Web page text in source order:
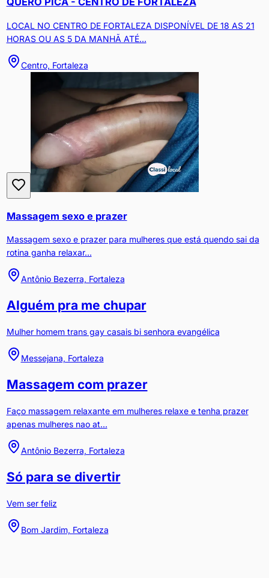
LOCAL NO CENTRO DE FORTALEZA DISPONÍVEL DE 18 AS 21
HORAS OU AS 5 DA MANHÃ ATÉ...
Centro, Fortaleza
Massagem sexo e prazer
Massagem sexo e prazer para mulheres que está quendo sai da
rotina ganha relaxar...
Antônio Bezerra, Fortaleza
Alguém pra me chupar
Mulher homem trans gay casais bi senhora evangélica
Messejana, Fortaleza
Massagem com prazer
Faço massagem relaxante em mulheres relaxe e tenha prazer
apenas mulheres nao at...
Antônio Bezerra, Fortaleza
Só para se divertir
Vem ser feliz
Bom Jardim, Fortaleza